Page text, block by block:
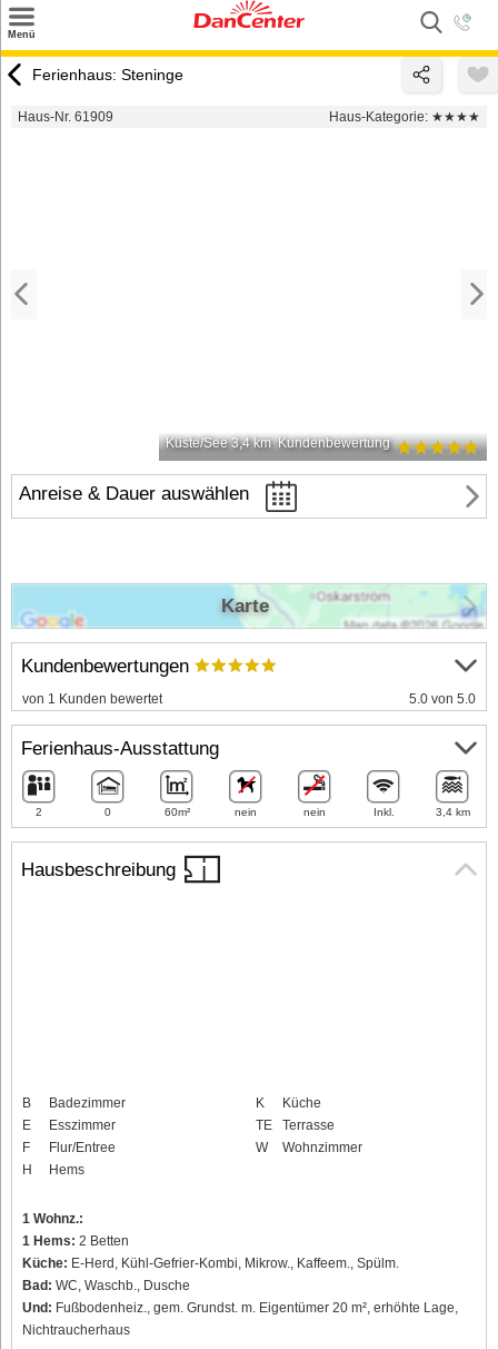
Menü
Urlaubsziele
Ferienhaus: Steninge
Haus-Nr. 61909 Haus-Kategorie: ★★★★
Küste/See 3,4 km Kundenbewertung
Anreise & Dauer auswählen
Hausbeschreibung
B
Badezimmer
E
Esszimmer
F
Flur/Entree
H
Hems
K
Küche
TE
Terrasse
W
Wohnzimmer
1 Wohnz.:
1 Hems: 2 Betten
Küche: E-Herd, Kühl-Gefrier-Kombi, Mikrow., Kaffeem., Spülm.
Bad: WC, Waschb., Dusche
Und: Fußbodenheiz., gem. Grundst. m. Eigentümer 20 m², erhöhte Lage,
Nichtraucherhaus
Kundenbewertungen
von 1 Kunden bewertet 5.0 von 5.0
Ferienhaus-Ausstattung
2 0 60m² nein nein Inkl. 3,4 km
Karte